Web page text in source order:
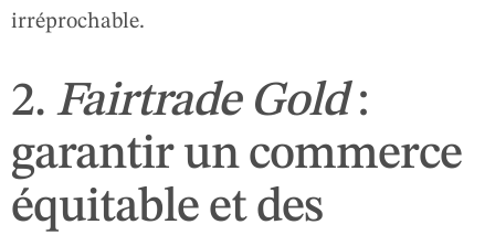
irréprochable.
2. Fairtrade Gold:
garantir un commerce
équitable et des